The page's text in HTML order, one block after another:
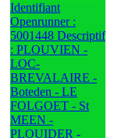
Identifiant
Openrunner :
5001448 Descriptif
: PLOUVIEN -
LOC-
BREVALAIRE -
Boteden - LE
FOLGOET - St
MEEN -
PLOUIDER -